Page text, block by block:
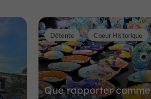
Que rapporter comme
Détente Coeur Historique